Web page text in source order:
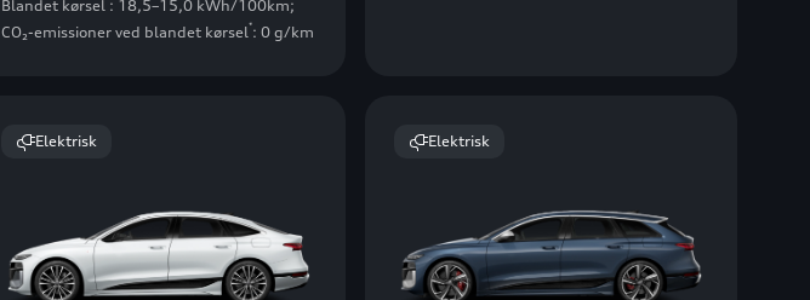
Blandet kørsel : 18,5–15,0 kWh/100km;
CO₂-emissioner ved blandet kørsel*: 0 g/km
Elektrisk Elektrisk